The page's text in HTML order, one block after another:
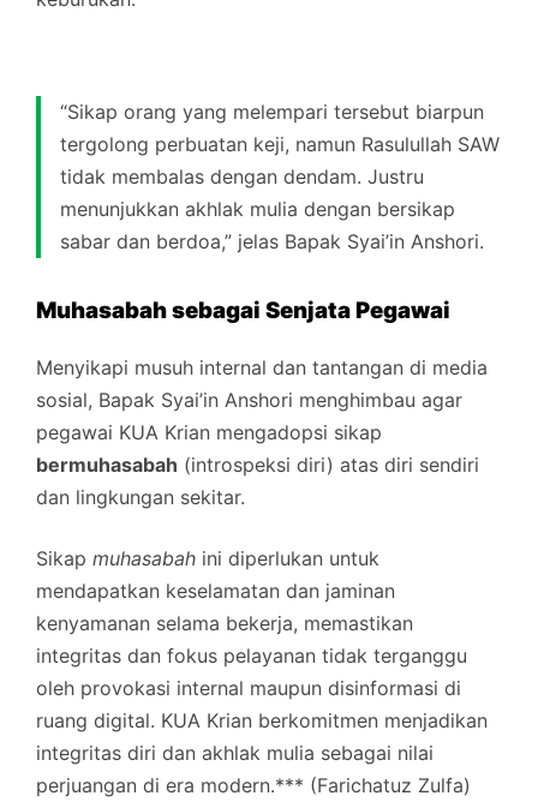
“Sikap orang yang melempari tersebut biarpun
tergolong perbuatan keji, namun Rasulullah SAW
tidak membalas dengan dendam. Justru
menunjukkan akhlak mulia dengan bersikap
sabar dan berdoa,” jelas Bapak Syai’in Anshori.
Muhasabah sebagai Senjata Pegawai
Menyikapi musuh internal dan tantangan di media
sosial, Bapak Syai’in Anshori menghimbau agar
pegawai KUA Krian mengadopsi sikap
bermuhasabah (introspeksi diri) atas diri sendiri
dan lingkungan sekitar.
Sikap muhasabah ini diperlukan untuk
mendapatkan keselamatan dan jaminan
kenyamanan selama bekerja, memastikan
integritas dan fokus pelayanan tidak terganggu
oleh provokasi internal maupun disinformasi di
ruang digital. KUA Krian berkomitmen menjadikan
integritas diri dan akhlak mulia sebagai nilai
perjuangan di era modern.*** (Farichatuz Zulfa)